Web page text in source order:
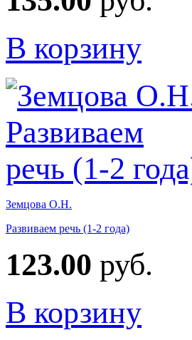
В корзину
Земцова О.Н.
Развиваем речь (1-2 года)
123.00 руб.
В корзину